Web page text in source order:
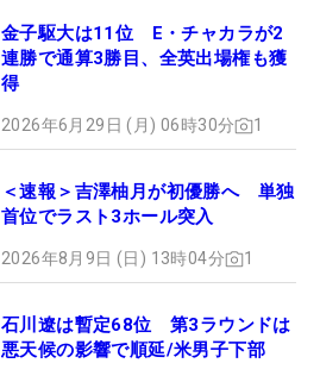
金子駆大は11位 E・チャカラが2
連勝で通算3勝目、全英出場権も獲
得
2026年6月29日 (月) 06時30分 1
＜速報＞吉澤柚月が初優勝へ 単独
首位でラスト3ホール突入
2026年8月9日 (日) 13時04分 1
石川遼は暫定68位 第3ラウンドは
悪天候の影響で順延/米男子下部